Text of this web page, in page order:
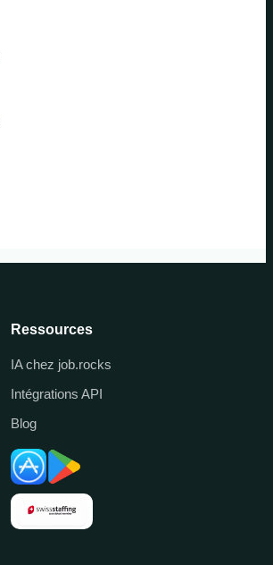
Ressources
IA chez job.rocks
Intégrations API
Blog